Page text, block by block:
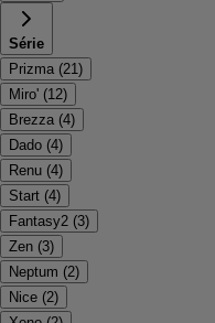
Série
Prizma (21)
Miro' (12)
Brezza (4)
Dado (4)
Renu (4)
Start (4)
Fantasy2 (3)
Zen (3)
Neptum (2)
Nice (2)